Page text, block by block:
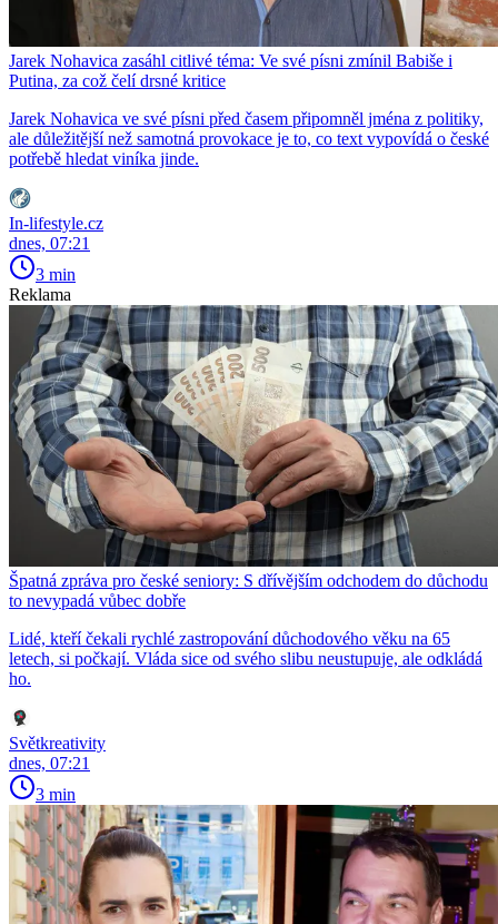
Jarek Nohavica zasáhl citlivé téma: Ve své písni zmínil Babiše i
Putina, za což čelí drsné kritice
Jarek Nohavica ve své písni před časem připomněl jména z politiky,
ale důležitější než samotná provokace je to, co text vypovídá o české
potřebě hledat viníka jinde.
In-lifestyle.cz
dnes, 07:21
3 min
Reklama
Špatná zpráva pro české seniory: S dřívějším odchodem do důchodu
to nevypadá vůbec dobře
Lidé, kteří čekali rychlé zastropování důchodového věku na 65
letech, si počkají. Vláda sice od svého slibu neustupuje, ale odkládá
ho.
Světkreativity
dnes, 07:21
3 min